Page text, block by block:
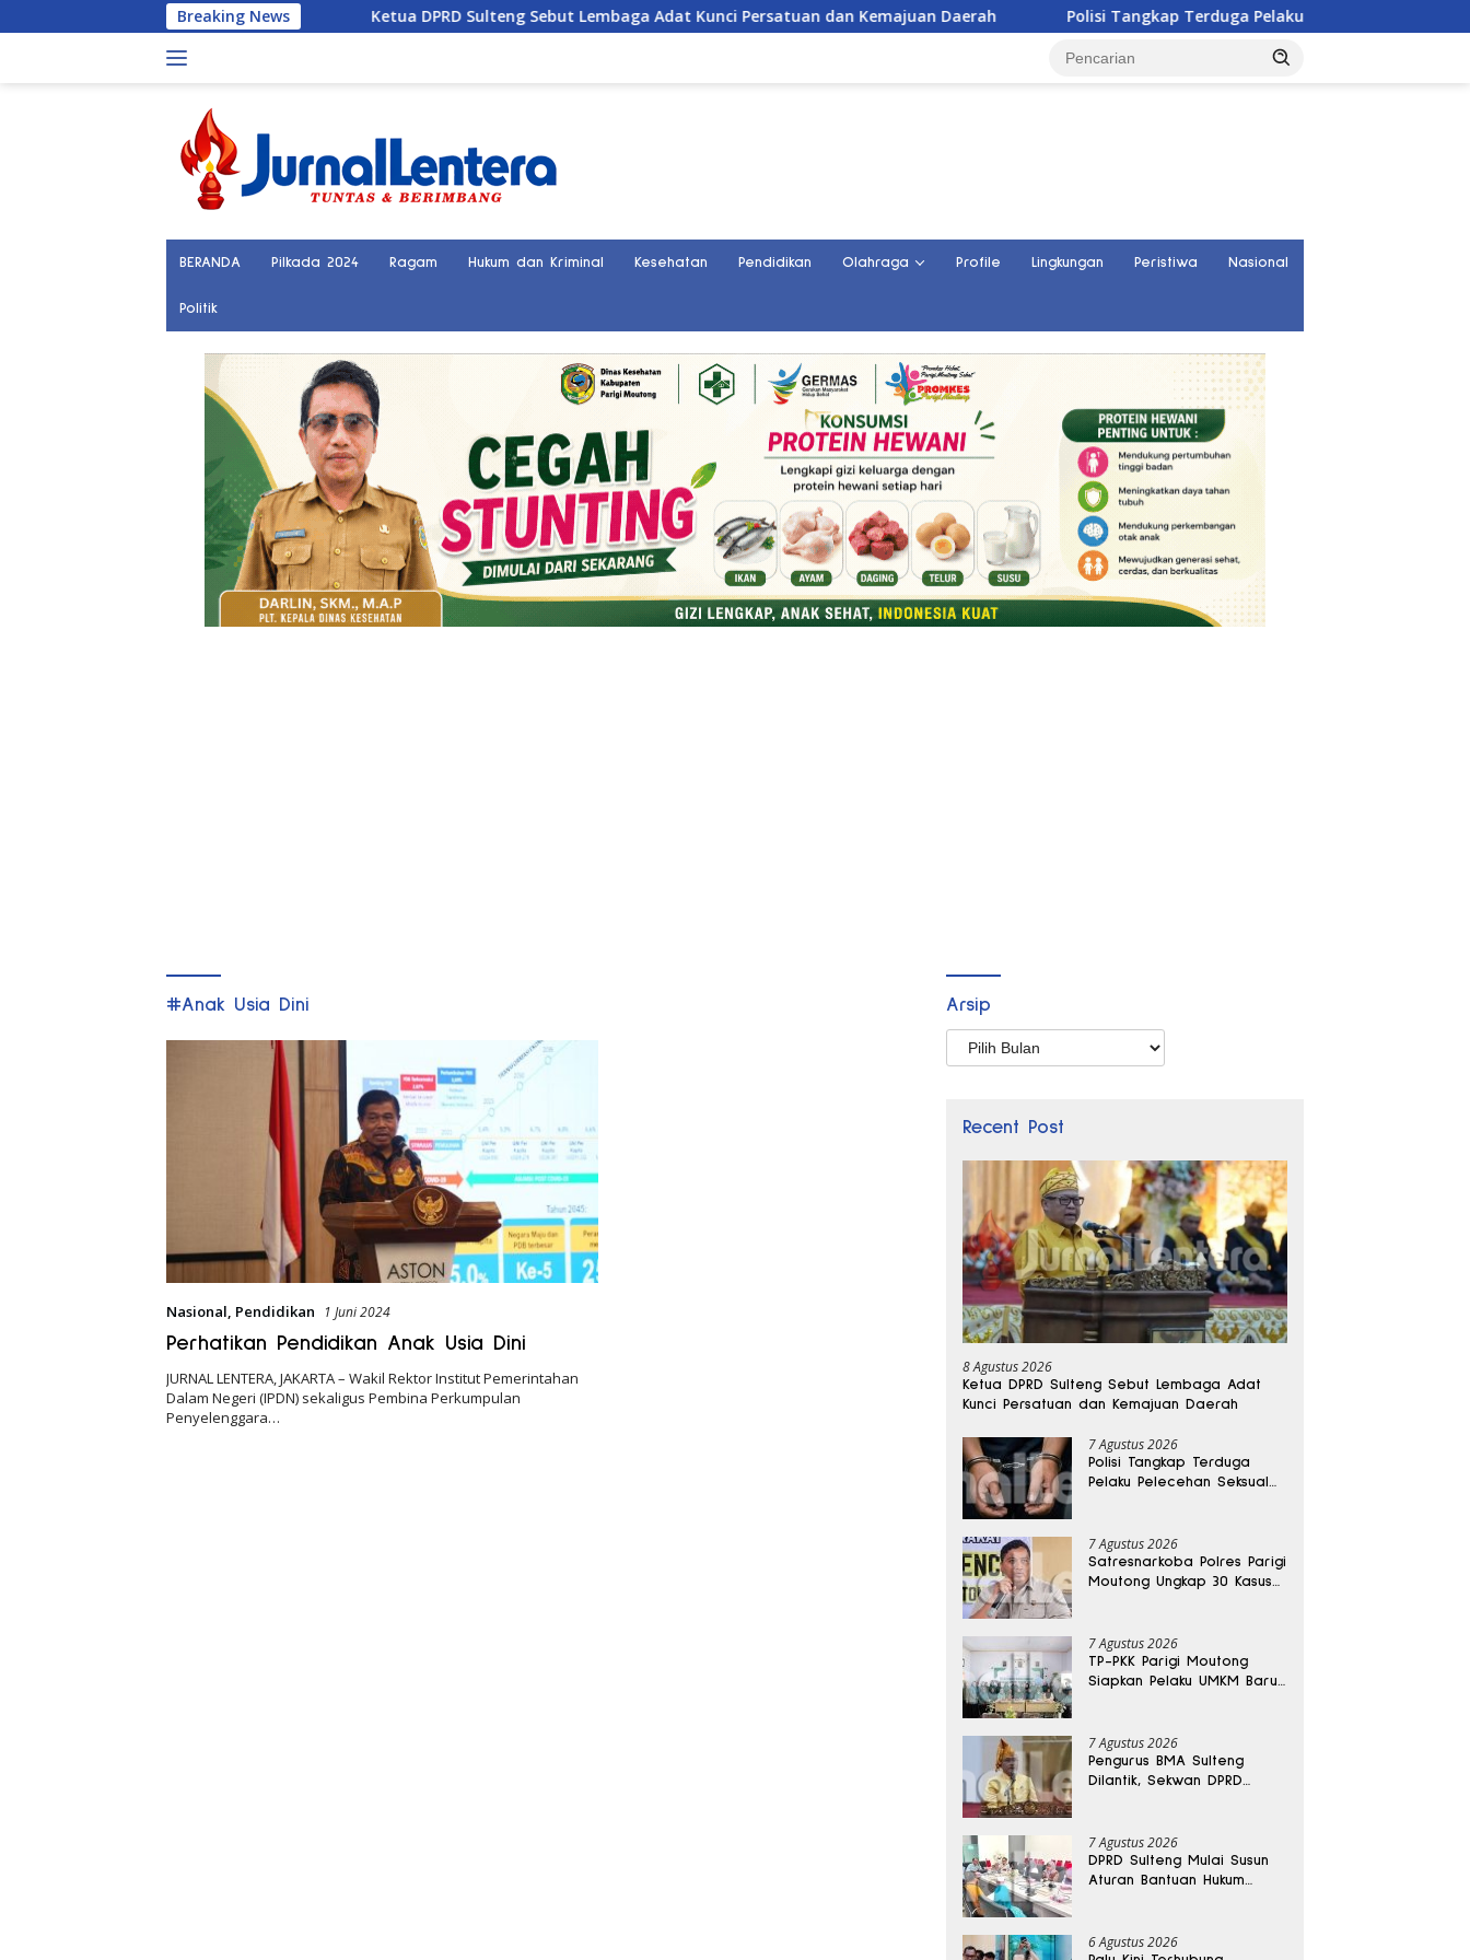
ke
Breaking NewsKetua DPRD Sulteng Sebut Lembaga Adat Kunci Persatuan dan Kemajuan Daerah Polisi Tangkap Terduga Pelaku Pelecehan Seksual Remaja
BERANDA Pilkada 2024 Ragam Hukum dan Kriminal Kesehatan Pendidikan Olahraga Profile Lingkungan Peristiwa Nasional
Politik
#Anak Usia Dini
Nasional, Pendidikan 1 Juni 2024
Perhatikan Pendidikan Anak Usia Dini
JURNAL LENTERA, JAKARTA – Wakil Rektor Institut Pemerintahan
Dalam Negeri (IPDN) sekaligus Pembina Perkumpulan
Penyelenggara…
Arsip
Arsip
Recent Post
8 Agustus 2026
Ketua DPRD Sulteng Sebut Lembaga Adat
Kunci Persatuan dan Kemajuan Daerah
7 Agustus 2026
Polisi Tangkap Terduga
Pelaku Pelecehan Seksual
7 Agustus 2026
Satresnarkoba Polres Parigi
Moutong Ungkap 30 Kasus
7 Agustus 2026
TP-PKK Parigi Moutong
Siapkan Pelaku UMKM Baru
7 Agustus 2026
Pengurus BMA Sulteng
Dilantik, Sekwan DPRD
7 Agustus 2026
DPRD Sulteng Mulai Susun
Aturan Bantuan Hukum
6 Agustus 2026